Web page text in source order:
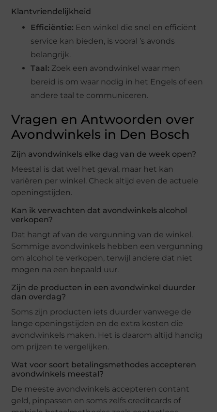
Klantvriendelijkheid
Efficiëntie: Een winkel die snel en efficiënt
service kan bieden, is vooral ’s avonds
belangrijk.
Taal: Zoek een avondwinkel waar men
bereid is om waar nodig in het Engels of een
andere taal te communiceren.
Vragen en Antwoorden over
Avondwinkels in Den Bosch
Zijn avondwinkels elke dag van de week open?
Meestal is dat wel het geval, maar het kan
variëren per winkel. Check altijd even de actuele
openingstijden.
Kan ik verwachten dat avondwinkels alcohol
verkopen?
Dat hangt af van de vergunning van de winkel.
Sommige avondwinkels hebben een vergunning
om alcohol te verkopen, terwijl andere dat niet
mogen na een bepaald uur.
Zijn de producten in een avondwinkel duurder
dan overdag?
Soms zijn producten iets duurder vanwege de
lange openingstijden en de extra kosten die
avondwinkels maken. Het is daarom altijd handig
om prijzen te vergelijken.
Wat voor soort betalingsmethodes accepteren
avondwinkels meestal?
De meeste avondwinkels accepteren contant
geld, pinpassen en soms zelfs creditcards of